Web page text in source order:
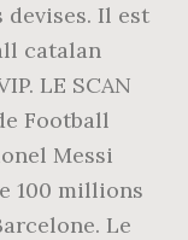
Il est
catalan
LE SCAN
Football
Messi
100 millions
Le